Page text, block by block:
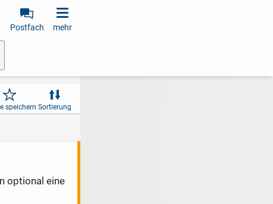
Postfach mehr
speichern Sortierung
optional eine